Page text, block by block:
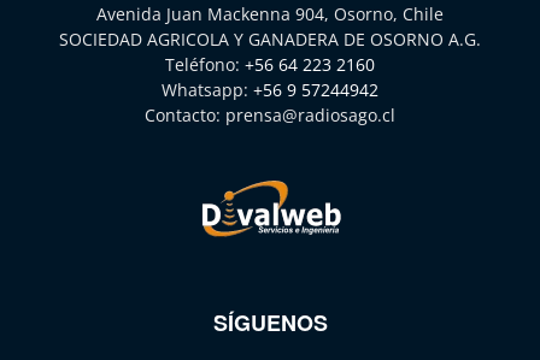
Avenida Juan Mackenna 904, Osorno, Chile
SOCIEDAD AGRICOLA Y GANADERA DE OSORNO A.G.
Teléfono: +56 64 223 2160
Whatsapp: +56 9 57244942
Contacto: prensa@radiosago.cl
SÍGUENOS